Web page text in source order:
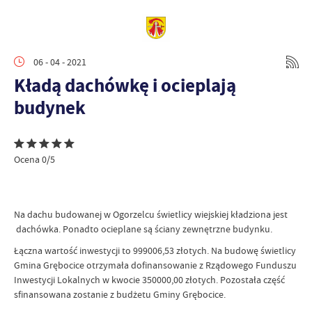
06 - 04 - 2021
Kładą dachówkę i ocieplają
budynek
Ocena 0/5
Na dachu budowanej w Ogorzelcu świetlicy wiejskiej kładziona jest
dachówka. Ponadto ocieplane są ściany zewnętrzne budynku.
Łączna wartość inwestycji to 999006,53 złotych. Na budowę świetlicy
Gmina Grębocice otrzymała dofinansowanie z Rządowego Funduszu
Inwestycji Lokalnych w kwocie 350000,00 złotych. Pozostała część
sfinansowana zostanie z budżetu Gminy Grębocice.